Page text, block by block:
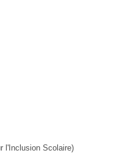
l'Inclusion Scolaire)